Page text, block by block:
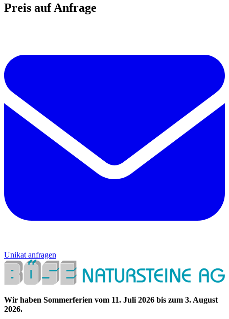
Preis auf Anfrage
Unikat anfragen
Wir haben Sommerferien vom 11. Juli 2026 bis zum 3. August
2026.